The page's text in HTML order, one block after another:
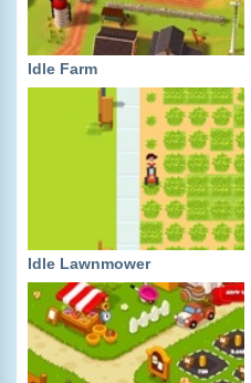
Idle Farm
Idle Lawnmower